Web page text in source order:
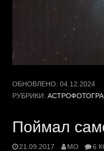
ОБНОВЛЕНО: 04.12.2024
РУБРИКИ:
Поймал
21.09.2017 MO 6